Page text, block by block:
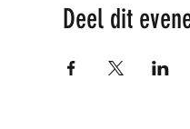
Deel dit